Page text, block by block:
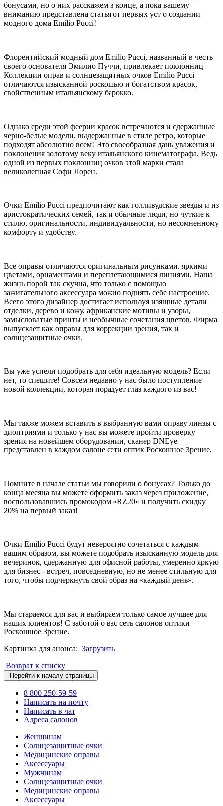
бонусами, но о них расскажем в конце, а пока вашему
вниманию представлена статья от первых уст о создании
модного дома Emilio Pucci!
Флорентийский модный дом Emilio Pucci, названный в честь
своего основателя Эмилио Пуччи, привлекает поклонниц
Коллекции оправ и солнцезащитных очков Emilio Pucci
отличаются изысканной роскошью и богатством красок,
свойственным итальянскому барокко.
Однако среди этой феерии красок встречаются и сдержанные
черно-белые модели, выдержанные в стиле ретро, которые
подходят абсолютно всем! Это своеобразная дань уважения и
поклонения золотому веку итальянского кинематографа. Ведь
одной из первых поклонниц очков этой марки стала
великолепная Софи Лорен.
Очки Emilio Pucci предпочитают как голливудские звезды и из
аристократических семей, так и обычные люди, но чуткие к
стилю, оригинальности, индивидуальности, но несомненному
комфорту и удобству.
Все оправы отличаются оригинальным рисунками, яркими
цветами, орнаментами и переплетающимися линиями. Наша
жизнь порой так скучна, что только с помощью
зажигательного аксессуара можно поднять себе настроение.
Всего этого дизайнер достигает используя изящные детали
отделки, дерево и кожу, африканские мотивы и узоры,
замысловатые принты и необычные сочетания цветов. Фирма
выпускает как оправы для коррекции зрения, так и
солнцезащитные очки.
Вы уже успели подобрать для себя идеальную модель? Если
нет, то спешите! Совсем недавно у нас было поступление
новой коллекции, которая порадует глаз каждого из вас!
Мы также можем вставить в выбранную вами оправу линзы с
диоптриями и только у нас вы можете пройти проверку
зрения на новейшем оборудовании, сканер DNEye
представлен в каждом салоне сети оптик Роскошное Зрение.
Помните в начале статьи мы говорили о бонусах? Только до
конца месяца вы можете оформить заказ через приложение,
воспользовавшись промокодом «RZ20» и получить скидку
20% на первый заказ!
Очки Emilio Pucci будут невероятно сочетаться с каждым
вашим образом, вы можете подобрать изысканную модель для
вечеринок, сдержанную для офисной работы, умеренно яркую
для бизнес - встреч, повседневную, но не менее стильную для
того, чтобы подчеркнуть свой образ на «каждый день».
Мы стараемся для вас и выбираем только самое лучшее для
наших клиентов! С заботой о вас сеть салонов оптики
Роскошное Зрение.
Картинка для анонса: Загрузить
Возврат к списку
Перейти к началу страницы
8 800 250-59-59
Написать на почту
Написать в чат
Адреса салонов
Женщинам
Солнцезащитные очки
Медицинские оправы
Аксессуары
Мужчинам
Солнцезащитные очки
Медицинские оправы
Аксессуары